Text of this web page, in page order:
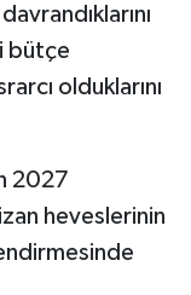
bütçe
olduklarını
2027
heveslerinin